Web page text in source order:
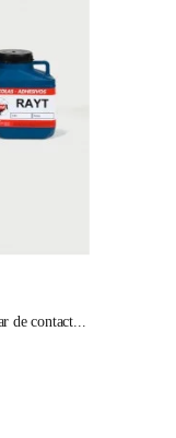
de contact